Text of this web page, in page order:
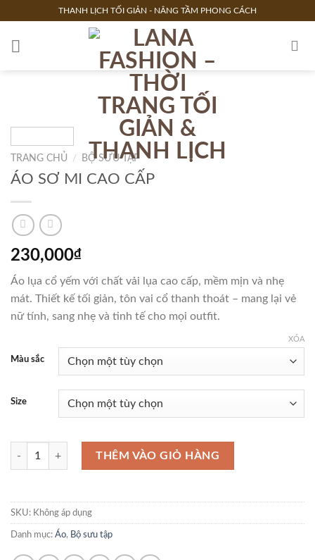
content
THANH LỊCH TỐI GIẢN - NÂNG TẦM PHONG CÁCH
TRANG CHỦ / BỘ SƯU TẬP
ÁO SƠ MI CAO CẤP
230,000₫
Áo lụa cổ yếm với chất vải lụa cao cấp, mềm mịn và nhẹ
mát. Thiết kế tối giản, tôn vai cổ thanh thoát – mang lại vẻ
nữ tính, sang nhẹ và tinh tế cho mọi outfit.
Màu sắc
Size
XÓA
ÁO SƠ MI CAO CẤP số lượng
THÊM VÀO GIỎ HÀNG
SKU: Không áp dụng
Danh mục: Áo, Bộ sưu tập